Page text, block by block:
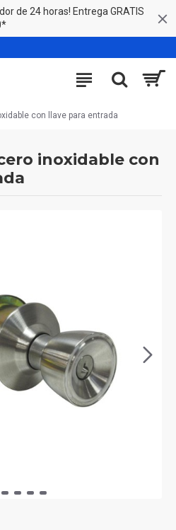
de 24 horas! Entrega GRATIS
con llave para entrada
inoxidable con